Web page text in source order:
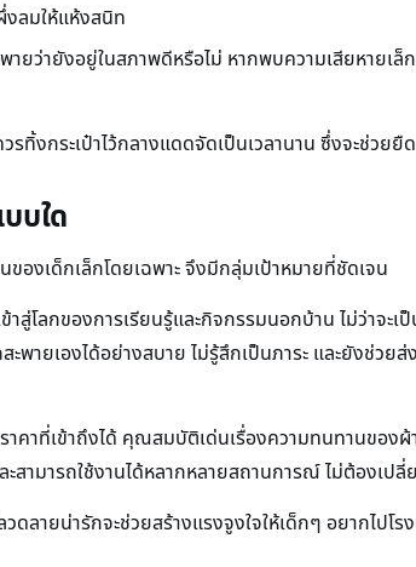
งลมให้แห้งสนิท
ายว่ายังอยู่ในสภาพดีหรือไม่ หากพบความเสียหายเ
รทิ้งกระเป๋าไว้กลางแดดจัดเป็นเวลานาน ซึ่งจะช่วย
บใด
องเด็กเล็กโดยเฉพาะ จึงมีกลุ่มเป้าหมายที่ชัดเจน
าสู่โลกของการเรียนรู้และกิจกรรมนอกบ้าน ไม่ว่าจะ
ายเองได้อย่างสบาย ไม่รู้สึกเป็นภาระ และยังช่วย
าคาที่เข้าถึงได้ คุณสมบัติเด่นเรื่องความทนทานของ
ามารถใช้งานได้หลากหลายสถานการณ์ ไม่ต้องเป
วดลายน่ารักจะช่วยสร้างแรงจูงใจให้เด็กๆ อยากไปโ